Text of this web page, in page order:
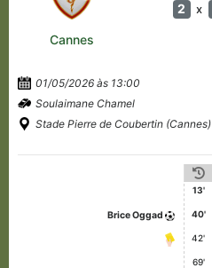
2 x
Cannes
01/05/2026 às 13:00
Soulaimane Chamel
Stade Pierre de Coubertin (Cannes)
13'
Brice Oggad 40'
42'
69'